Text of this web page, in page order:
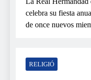
celebra su fiesta
de once nuevos
RELIGIÓ